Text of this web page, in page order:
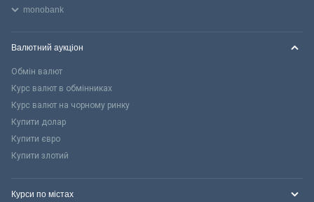
monobank
Валютний аукціон
Обмін валют
Курс валют в обмінниках
Курс валют на чорному ринку
Купити долар
Купити євро
Купити злотий
Курси по містах